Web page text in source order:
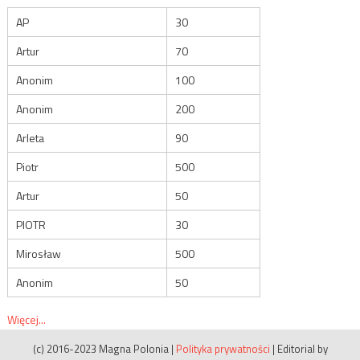
AP
30
Artur
70
Anonim
100
Anonim
200
Arleta
90
Piotr
500
Artur
50
PIOTR
30
Mirosław
500
Anonim
50
Więcej...
(c) 2016-2023 Magna Polonia | Polityka prywatności | Editorial by